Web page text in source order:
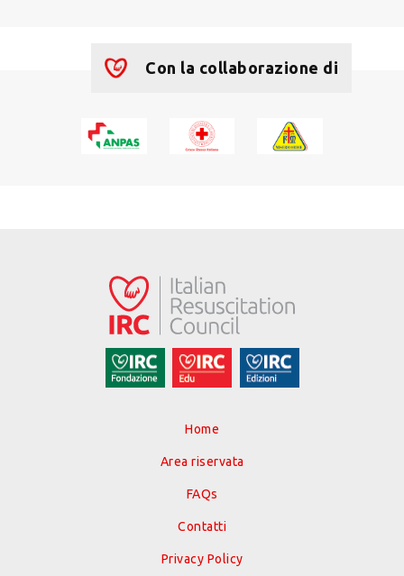
Con la collaborazione di
Home
Area riservata
FAQs
Contatti
Privacy Policy